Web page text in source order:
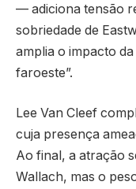
— adiciona tensão
sobriedade de
amplia o impacto
faroeste”.
Lee Van Cleef
cuja presença
Ao final, a atração
Wallach, mas o